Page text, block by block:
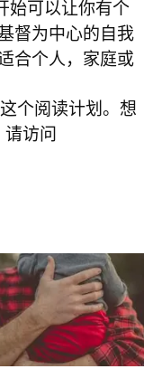
始可以让你有个
督为中心的自我
合个人，家庭或
个阅读计划。想
访问